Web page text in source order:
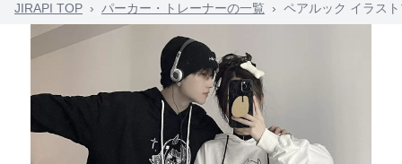
JIRAPI TOP › パーカー・トレーナーの一覧 › ペアルック イラス